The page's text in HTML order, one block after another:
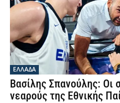
ΕΛΛΑΔΑ
Βασίλης Σπανούλης: Οι
νεαρούς της Εθνικής